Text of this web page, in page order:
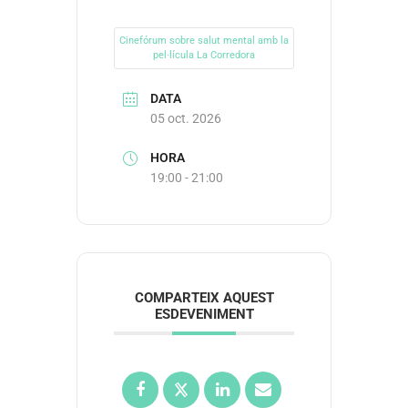
Cinefórum sobre salut mental amb la
pel·lícula La Corredora
DATA
05 oct. 2026
HORA
19:00 - 21:00
COMPARTEIX AQUEST
ESDEVENIMENT